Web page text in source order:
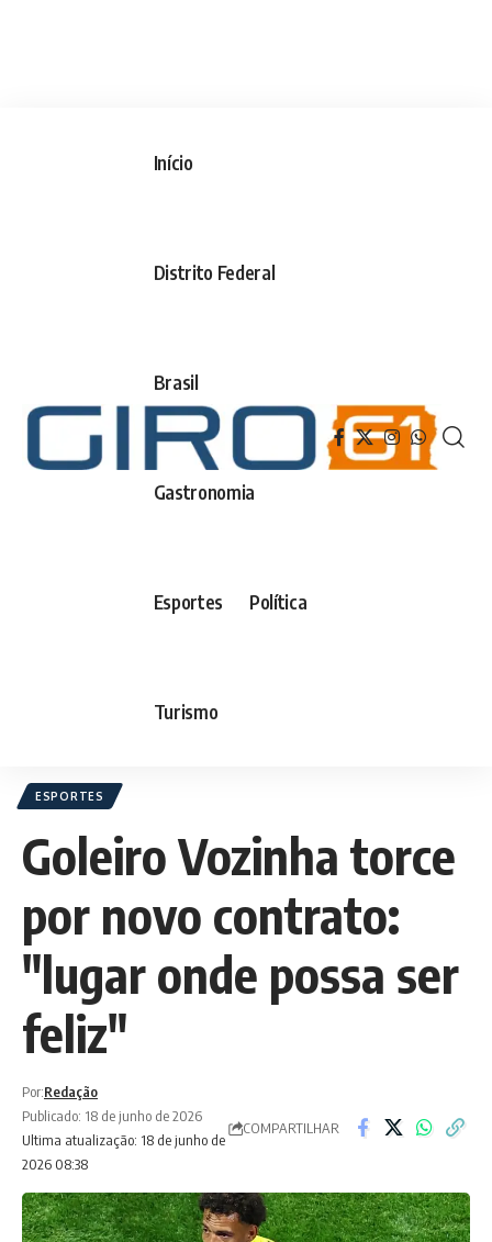
Início
Distrito Federal
Brasil
Gastronomia
Esportes Política
Turismo
ESPORTES
Goleiro Vozinha torce
por novo contrato:
"lugar onde possa ser
feliz"
Ultima atualização: 18 de junho de
2026 08:38
Por:Redação
Publicado: 18 de junho de 2026
COMPARTILHAR